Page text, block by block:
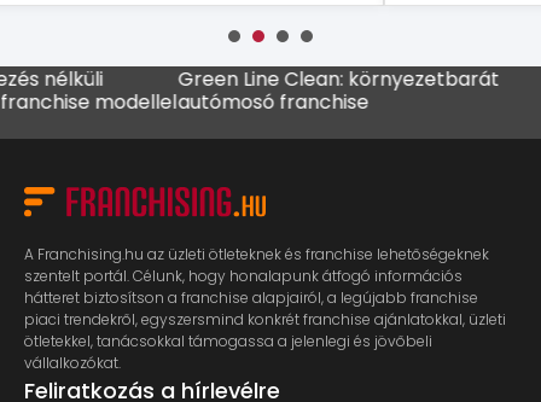
modellel
Green Line Clean: környezetbarát
autómosó franchise
A Franchising.hu az üzleti ötleteknek és franchise lehetőségeknek
szentelt portál. Célunk, hogy honalapunk átfogó információs
hátteret biztosítson a franchise alapjairól, a legújabb franchise
piaci trendekről, egyszersmind konkrét franchise ajánlatokkal, üzleti
ötletekkel, tanácsokkal támogassa a jelenlegi és jövőbeli
vállalkozókat.
Feliratkozás a hírlevélre